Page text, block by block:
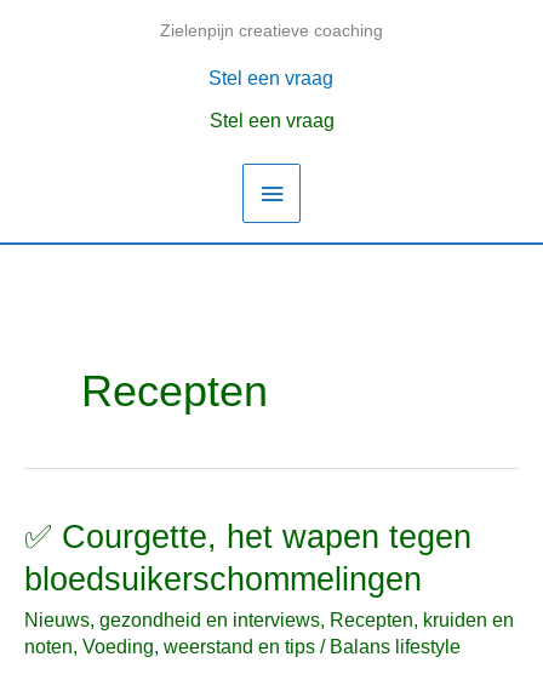
Zielenpijn creatieve coaching
Hoofdmenu
Stel een vraag
Stel een vraag
Recepten
✅ Courgette, het wapen tegen
bloedsuikerschommelingen
Nieuws, gezondheid en interviews, Recepten, kruiden en
noten, Voeding, weerstand en tips / Balans lifestyle
✅
het
wapen
tegen